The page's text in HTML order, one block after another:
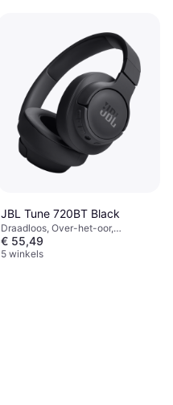
JBL Tune 720BT Black
Draadloos, Over-het-oor,
Microfoon, Actieve
ruisonderdrukking, Bluetooth
€ 55,49
5 winkels